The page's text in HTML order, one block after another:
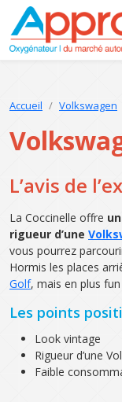
Accueil Volkswagen
L’avis de
La Coccinelle offre
rigueur d’une
vous pourrez
Hormis les places
Golf, mais en plus fun
Les points
Look vintage
Rigueur d’une
Faible